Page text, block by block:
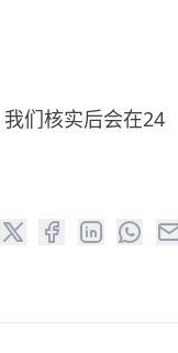
们核实后会在24